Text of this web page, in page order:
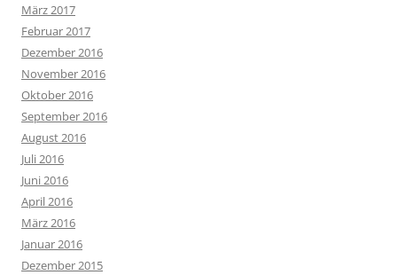
März 2017
Februar 2017
Dezember 2016
November 2016
Oktober 2016
September 2016
August 2016
Juli 2016
Juni 2016
April 2016
März 2016
Januar 2016
Dezember 2015